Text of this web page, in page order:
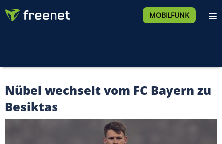
MOBILFUNK
Nübel wechselt vom FC Bayern zu
Besiktas